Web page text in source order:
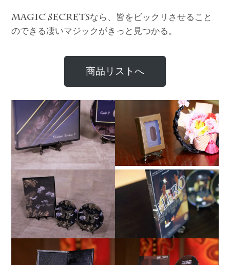
MAGIC SECRETSなら、皆をビックリさせること
のできる凄いマジックがきっと見つかる。
商品リストへ